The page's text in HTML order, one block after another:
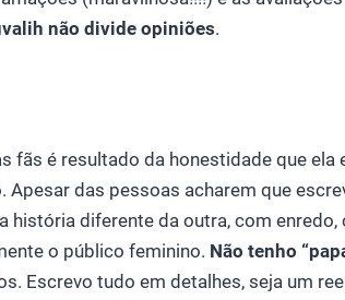
não divide opiniões.
fãs é resultado da honestidade que ela
Apesar das pessoas acharem que
história diferente da outra, com
o público feminino. Não tenho
Escrevo tudo em detalhes, seja um